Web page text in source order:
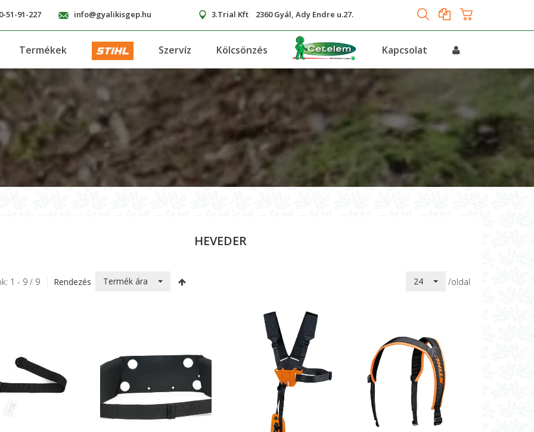
51-91-227 info@gyalikisgep.hu 3.Trial Kft 2360 Gyál, Ady Endre u.27.
Termékek Szervíz Kölcsönzés Kapcsolat
HEVEDER
1 - 9 / 9 Rendezés Termék ára 24 /oldal